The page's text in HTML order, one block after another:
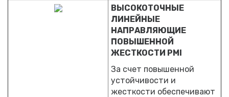
ВЫСОКОТОЧНЫЕ
ЛИНЕЙНЫЕ
НАПРАВЛЯЮЩИЕ
ПОВЫШЕННОЙ
ЖЕСТКОСТИ PMI
За счет повышенной
устойчивости и
жесткости обеспечивают